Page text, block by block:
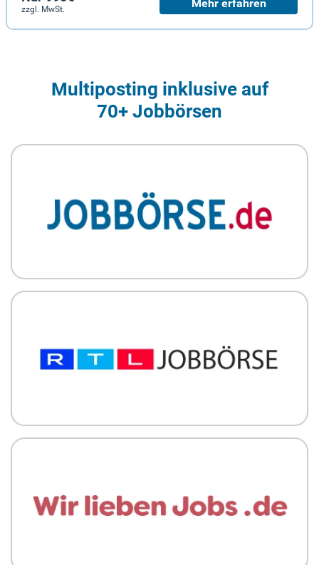
zzgl. MwSt. Mehr erfahren
Multiposting inklusive auf
70+ Jobbörsen